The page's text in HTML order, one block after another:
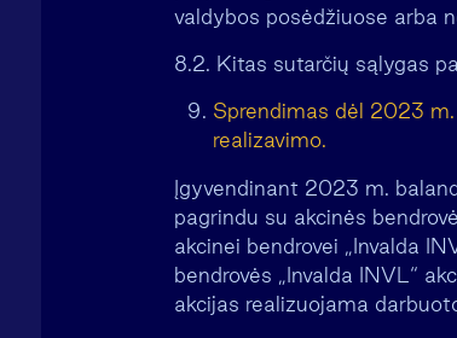
valdybos posėdžiuose arba
8.2. Kitas sutarčių sąlygas
Sprendimas dėl 2023
realizavimo.
Įgyvendinant 2023 m.
pagrindu su akcinės
akcinei bendrovei „Invalda
bendrovės „Invalda INVL“
akcijas realizuojama